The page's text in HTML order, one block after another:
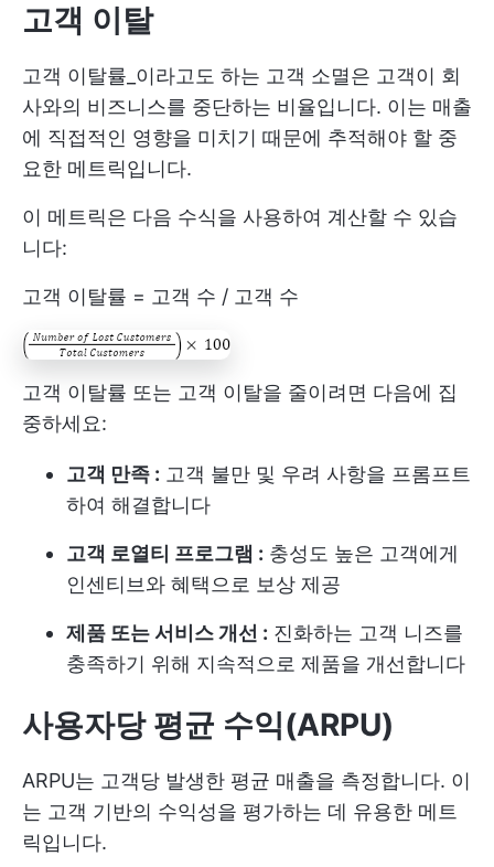
고객 이탈
고객 이탈률_이라고도 하는 고객 소멸은 고객이 회
사와의 비즈니스를 중단하는 비율입니다. 이는 매출
에 직접적인 영향을 미치기 때문에 추적해야 할 중
요한 메트릭입니다.
이 메트릭은 다음 수식을 사용하여 계산할 수 있습
니다:
고객 이탈률 = 고객 수 / 고객 수
고객 이탈률 또는 고객 이탈을 줄이려면 다음에 집
중하세요:
고객 만족 : 고객 불만 및 우려 사항을 프롬프트
하여 해결합니다
고객 로열티 프로그램 : 충성도 높은 고객에게
인센티브와 혜택으로 보상 제공
제품 또는 서비스 개선 : 진화하는 고객 니즈를
충족하기 위해 지속적으로 제품을 개선합니다
사용자당 평균 수익(ARPU)
ARPU는 고객당 발생한 평균 매출을 측정합니다. 이
는 고객 기반의 수익성을 평가하는 데 유용한 메트
릭입니다.